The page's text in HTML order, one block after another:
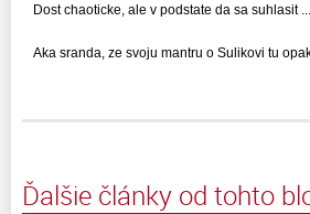
Dost chaoticke, ale v podstate da sa suhlasit ...
Aka sranda, ze svoju mantru o Sulikovi tu
Ďalšie články od tohto